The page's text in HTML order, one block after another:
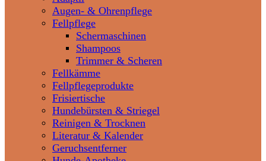
Augen- & Ohrenpflege
Fellpflege
Schermaschinen
Shampoos
Trimmer & Scheren
Fellkämme
Fellpflegeprodukte
Frisiertische
Hundebürsten & Striegel
Reinigen & Trocknen
Literatur & Kalender
Geruchsentferner